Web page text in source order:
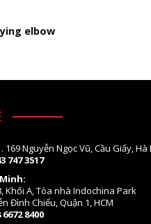
elbow
169 Nguyễn Ngọc Vũ, Cầu Giấy, Hà
747 3517
Khối A, Tòa nhà Indochina Park
Đình Chiểu, Quận 1, HCM
6672 8400